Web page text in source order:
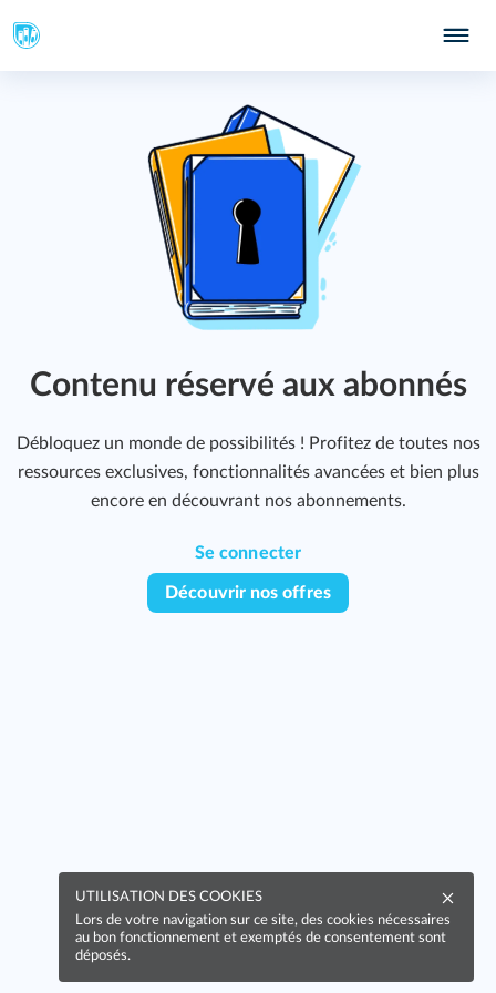
Contenu réservé aux abonnés
Débloquez un monde de possibilités ! Profitez de toutes nos
ressources exclusives, fonctionnalités avancées et bien plus
encore en découvrant nos abonnements.
Se connecter
Découvrir nos offres
UTILISATION DES COOKIES
Lors de votre navigation sur ce site, des cookies nécessaires
au bon fonctionnement et exemptés de consentement sont
déposés.